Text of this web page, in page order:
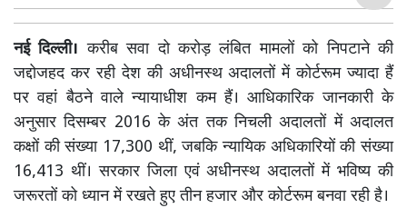
नई दिल्ली। करीब सवा दो करोड़ लंबित मामलों को निपटाने की
जद्दोजहद कर रही देश की अधीनस्थ अदालतों में कोर्टरूम ज्यादा हैं
पर वहां बैठने वाले न्यायाधीश कम हैं। आधिकारिक जानकारी के
अनुसार दिसम्बर 2016 के अंत तक निचली अदालतों में अदालत
कक्षों की संख्या 17,300 थीं, जबकि न्यायिक अधिकारियों की संख्या
16,413 थीं। सरकार जिला एवं अधीनस्थ अदालतों में भविष्य की
जरूरतों को ध्यान में रखते हुए तीन हजार और कोर्टरूम बनवा रही है।